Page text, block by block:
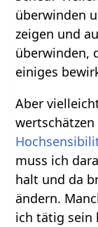
überwinden
zeigen und
überwinden,
einiges
Aber
wertschätzen
muss ich
halt und da
ändern.
ich tätig sein